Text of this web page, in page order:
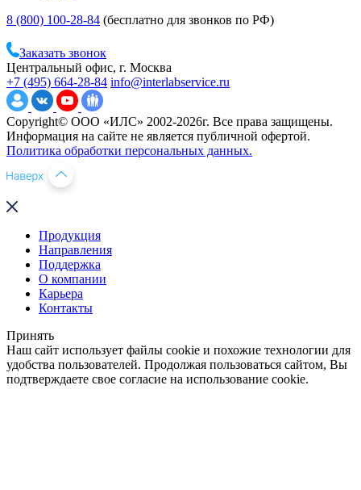
8 (800) 100-28-84 (бесплатно для звонков по РФ)
Заказать звонок
Центральный офис, г. Москва
+7 (495) 664-28-84 info@interlabservice.ru
Copyright© ООО «ИЛС» 2002-2026г. Все права защищены.
Информация на сайте не является публичной офертой.
Политика обработки персональных данных.
Продукция
Направления
Поддержка
О компании
Карьера
Контакты
Принять
Наш сайт использует файлы cookie и похожие технологии для
удобства пользователей. Продолжая пользоваться сайтом, Вы
подтверждаете свое согласие на использование cookie.